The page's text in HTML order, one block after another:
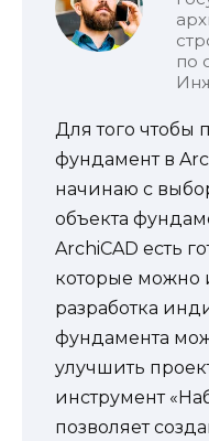
по
Для того чтобы
фундамент в
начинаю с
объекта
ArchiCAD есть
которые можно
разработка
фундамента
улучшить
инструмент
позволяет